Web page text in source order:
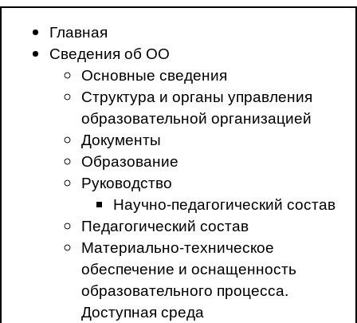
Главная
Сведения об ОО
Основные сведения
Структура и органы управления
образовательной организацией
Документы
Образование
Руководство
Научно-педагогический состав
Педагогический состав
Материально-техническое
обеспечение и оснащенность
образовательного процесса.
Доступная среда